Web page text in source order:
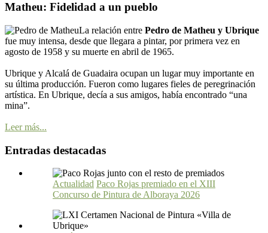
Matheu: Fidelidad a un pueblo
La relación entre Pedro de Matheu y Ubrique
fue muy intensa, desde que llegara a pintar, por primera vez en
agosto de 1958 y su muerte en abril de 1965.
Ubrique y Alcalá de Guadaira ocupan un lugar muy importante en
su última producción. Fueron como lugares fieles de peregrinación
artística. En Ubrique, decía a sus amigos, había encontrado “una
mina”.
Leer más...
Entradas destacadas
Actualidad Paco Rojas premiado en el XIII
Concurso de Pintura de Alboraya 2026